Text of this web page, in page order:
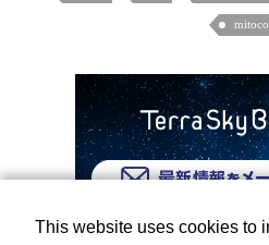
mitoco
This website uses cookies to